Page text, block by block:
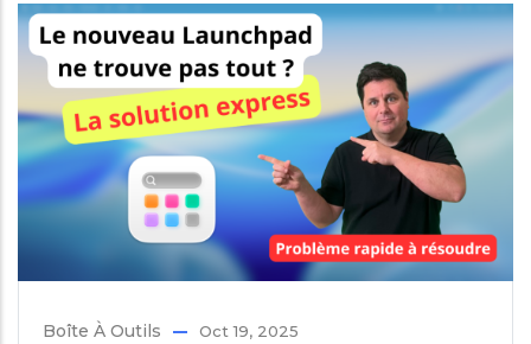
Boîte À Outils Oct 19, 2025